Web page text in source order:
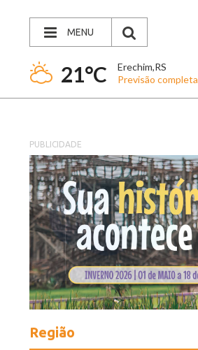
MENU
21°C
Erechim,RS
Previsão completa
PUBLICIDADE
Região